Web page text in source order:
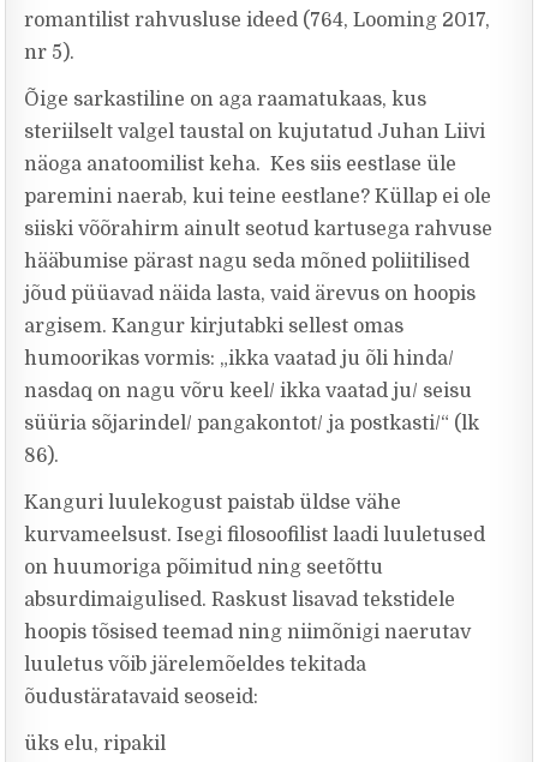
romantilist rahvusluse ideed (764, Looming 2017,
nr 5).
Õige sarkastiline on aga raamatukaas, kus
steriilselt valgel taustal on kujutatud Juhan Liivi
näoga anatoomilist keha. Kes siis eestlase üle
paremini naerab, kui teine eestlane? Küllap ei ole
siiski võõrahirm ainult seotud kartusega rahvuse
hääbumise pärast nagu seda mõned poliitilised
jõud püüavad näida lasta, vaid ärevus on hoopis
argisem. Kangur kirjutabki sellest omas
humoorikas vormis: „ikka vaatad ju õli hinda/
nasdaq on nagu võru keel/ ikka vaatad ju/ seisu
süüria sõjarindel/ pangakontot/ ja postkasti/“ (lk
86).
Kanguri luulekogust paistab üldse vähe
kurvameelsust. Isegi filosoofilist laadi luuletused
on huumoriga põimitud ning seetõttu
absurdimaigulised. Raskust lisavad tekstidele
hoopis tõsised teemad ning niimõnigi naerutav
luuletus võib järelemõeldes tekitada
õudustäratavaid seoseid:
üks elu, ripakil